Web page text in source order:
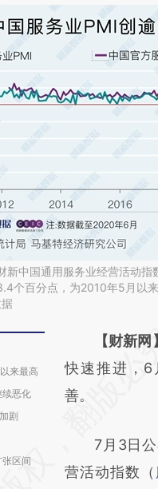
新中国通用服务业经营活动指
个百分点，为2010年5月以
来最高
恶化
剧
区间
请务必在总
AI基
[https://
成，可能与
新观点和立场
【财新
快速推进，6
善。
7月3日公
营活动指数（